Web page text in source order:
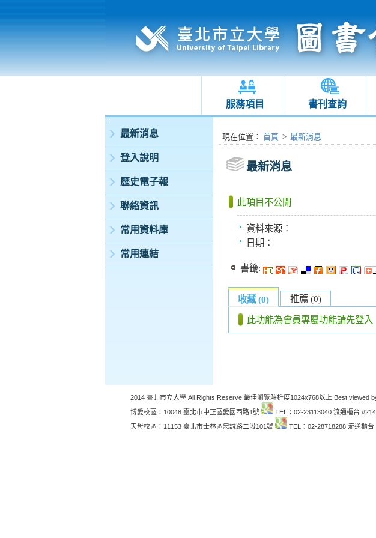
服務項目 書刊查詢
:::
最新消息
登入說明
歷史電子報
聯絡資訊
常用資料庫
常用連結
:::現在位置 ： 首頁 > 最新消息
最新消息
此項目不公開
資料來源：
日期：
書籤:
收藏 (0) 推薦 (0)
此功能為會員專屬功能請先登入
2014 臺北市立大學 All Rights Reserve 最佳瀏覽解析度1024x768以上 Best viewed
博愛校區：10048 臺北市中正區愛國西路1號
TEL：02-23113040 流通櫃台
天母校區：11153 臺北市士林區忠誠路二段101號
TEL：02-28718288 流通櫃台